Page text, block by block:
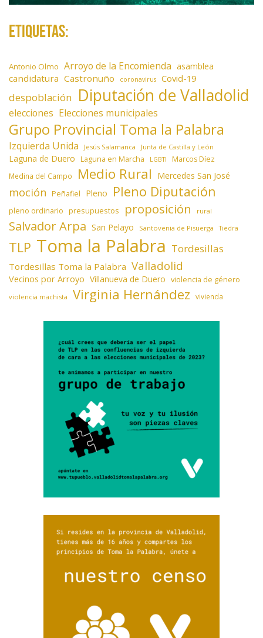
Etiquetas:
Antonio Olmo Arroyo de la Encomienda asamblea
candidatura Castronuño coronavirus Covid-19
despoblación Diputación de Valladolid
elecciones Elecciones municipales
Grupo Provincial Toma la Palabra
Izquierda Unida Jesús Salamanca Junta de Castilla y León
Laguna de Duero Laguna en Marcha LGBTI Marcos Díez
Medina del Campo Medio Rural Mercedes San José
moción Peñafiel Pleno Pleno Diputación
pleno ordinario presupuestos proposición rural
Salvador Arpa San Pelayo Santovenia de Pisuerga Tiedra
TLP Toma la Palabra Tordesillas
Tordesillas Toma la Palabra Valladolid
Vecinos por Arroyo Villanueva de Duero violencia de género
violencia machista Virginia Hernández vivienda